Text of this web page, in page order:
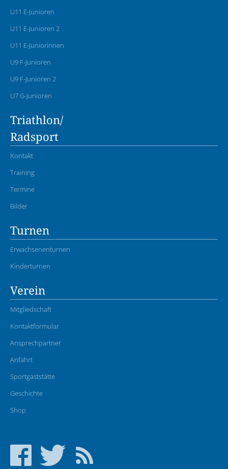
U11 E-Junioren
U11 E-Junioren 2
U11 E-Juniorinnen
U9 F-Junioren
U9 F-Junioren 2
U7 G-Junioren
Triathlon/
Radsport
Kontakt
Training
Termine
Bilder
Turnen
Erwachsenenturnen
Kinderturnen
Verein
Mitgliedschaft
Kontaktformular
Ansprechpartner
Anfahrt
Sportgaststätte
Geschichte
Shop